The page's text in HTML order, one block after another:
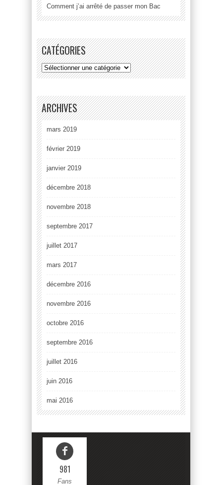
Comment j’ai arrêté de passer mon Bac
CATÉGORIES
ARCHIVES
mars 2019
février 2019
janvier 2019
décembre 2018
novembre 2018
septembre 2017
juillet 2017
mars 2017
décembre 2016
novembre 2016
octobre 2016
septembre 2016
juillet 2016
juin 2016
mai 2016
981
Fans